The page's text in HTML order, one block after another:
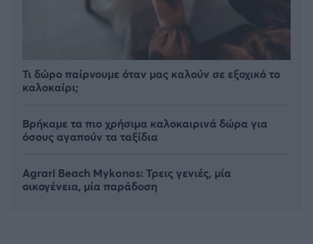
Τι δώρο παίρνουμε όταν μας καλούν σε εξοχικό το
καλοκαίρι;
Βρήκαμε τα πιο χρήσιμα καλοκαιρινά δώρα για
όσους αγαπούν τα ταξίδια
Agrari Beach Mykonos: Τρεις γενιές, μία
οικογένεια, μία παράδοση